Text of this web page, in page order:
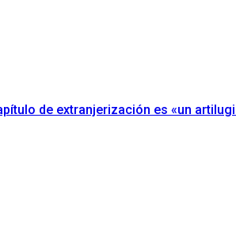
de extranjerización es «un